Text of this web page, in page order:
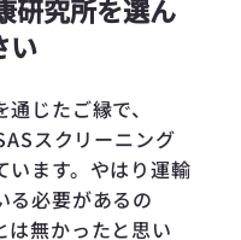
研究所を選ん
い
じたご縁で、
スクリーニング
います。やはり運輸
る必要があるの
は無かったと思い